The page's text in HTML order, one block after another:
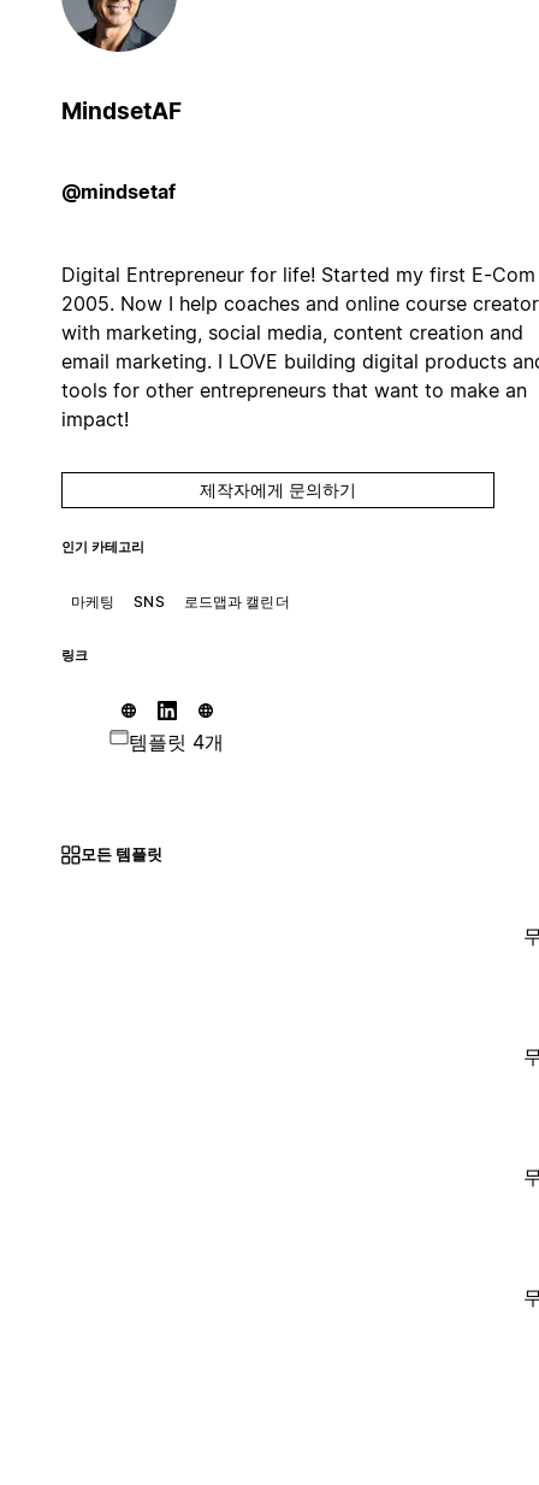
MindsetAF
@mindsetaf
Digital Entrepreneur for life! Started my first E-Com
2005. Now I help coaches and online course
with marketing, social media, content creation and
email marketing. I LOVE building digital products
tools for other entrepreneurs that want to make an
impact!
제작자에게 문의하기
인기 카테고리
마케팅 SNS 로드맵과 캘린더
링크
템플릿 4개
모든 템플릿